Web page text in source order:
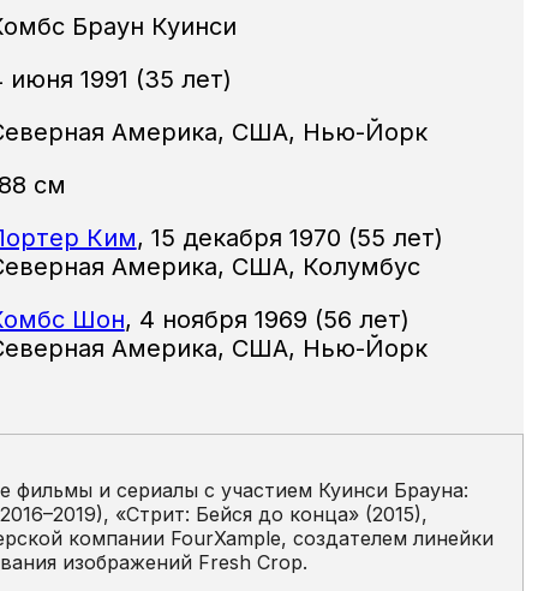
Браун Куинси
июня 1991 (35 лет)
Америка, США, Нью-Йорк
см
Ким, 15 декабря 1970 (55 лет)
Америка, США, Колумбус
Шон, 4 ноября 1969 (56 лет)
Америка, США, Нью-Йорк
и сериалы с участием Куинси Брауна:
«Стрит: Бейся до конца» (2015),
компании FourXample, создателем линейки
изображений Fresh Crop.